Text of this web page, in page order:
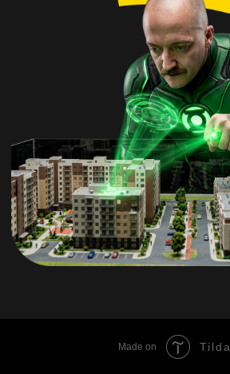
Made on Tilda